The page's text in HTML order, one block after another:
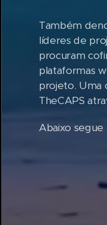
Também
líderes de
procuram
plataformas
projeto. Uma
TheCAPS
Abaixo